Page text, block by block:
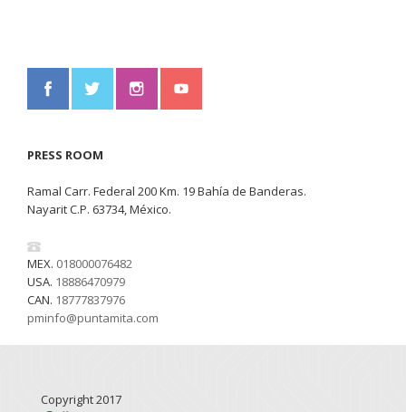
PRESS ROOM
Ramal Carr. Federal 200 Km. 19 Bahía de Banderas.
Nayarit C.P. 63734, México.
MEX. 018000076482
USA. 18886470979
CAN. 18777837976
pminfo@puntamita.com
Copyright 2017